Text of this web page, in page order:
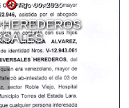
Ago 06, 2026